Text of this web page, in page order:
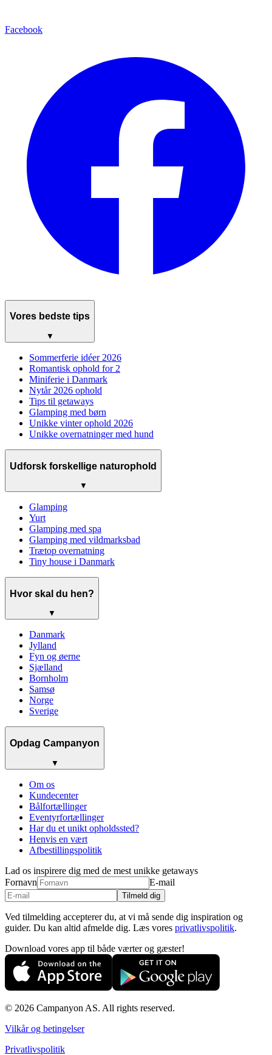
Facebook
Vores bedste tips
▼
Sommerferie idéer 2026
Romantisk ophold for 2
Miniferie i Danmark
Nytår 2026 ophold
Tips til getaways
Glamping med børn
Unikke vinter ophold 2026
Unikke overnatninger med hund
Udforsk forskellige naturophold
▼
Glamping
Yurt
Glamping med spa
Glamping med vildmarksbad
Trætop overnatning
Tiny house i Danmark
Hvor skal du hen?
▼
Danmark
Jylland
Fyn og øerne
Sjælland
Bornholm
Samsø
Norge
Sverige
Opdag Campanyon
▼
Om os
Kundecenter
Bålfortællinger
Eventyrfortællinger
Har du et unikt opholdssted?
Henvis en vært
Afbestillingspolitik
Lad os inspirere dig med de mest unikke getaways
Fornavn
E-mail
Tilmeld dig
Ved tilmelding accepterer du, at vi må sende dig inspiration og
guider. Du kan altid afmelde dig. Læs vores privatlivspolitik.
Download vores app til både værter og gæster!
© 2026 Campanyon AS. All rights reserved.
Vilkår og betingelser
Privatlivspolitik